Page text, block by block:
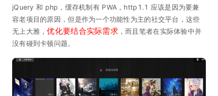
jQuery 和 php，缓存机制有 PWA，http1.1 应该是因为要兼
容老项目的原因，但是作为一个功能性为主的社交平台，这些
无上大雅，优化要结合实际需求，而且笔者在实际体验中并
没有碰到卡顿问题。